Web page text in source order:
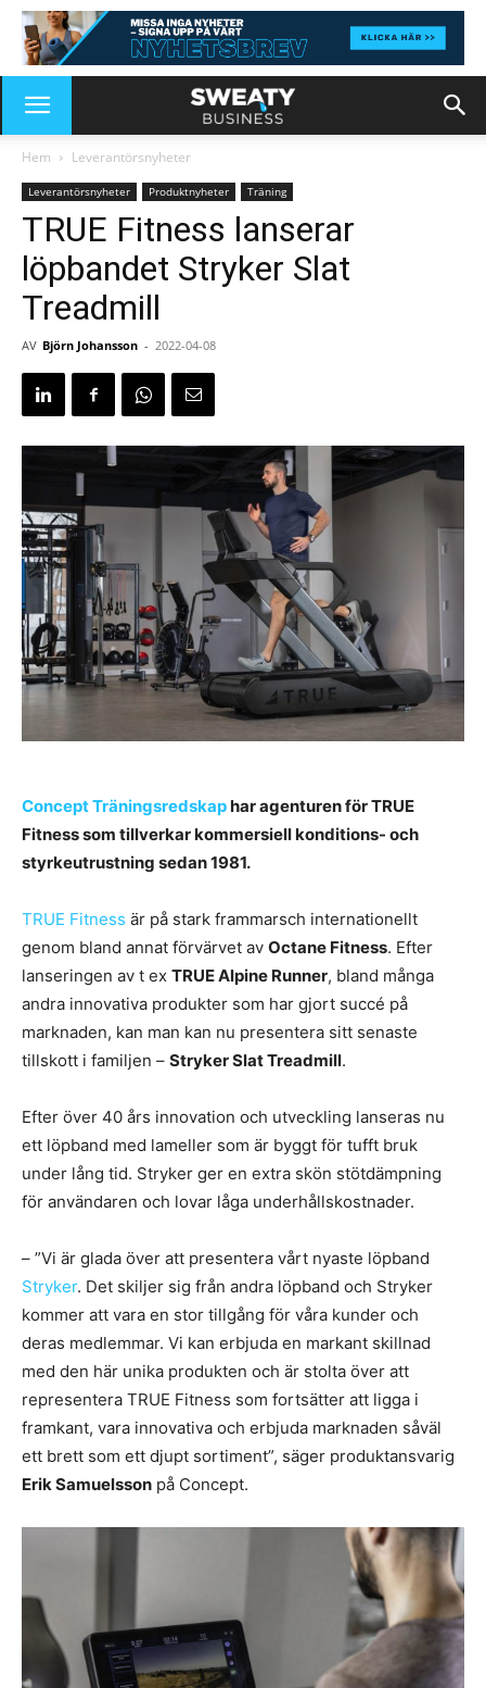
Hem Leverantörsnyheter
Leverantörsnyheter Produktnyheter Träning
TRUE Fitness lanserar
löpbandet Stryker Slat
Treadmill
AV Björn Johansson - 2022-04-08
Concept Träningsredskaphar agenturen för TRUE
Fitness som tillverkar kommersiell konditions- och
styrkeutrustning sedan 1981.
TRUE Fitness är på stark frammarsch internationellt
genom bland annat förvärvet av Octane Fitness. Efter
lanseringen av t ex TRUE Alpine Runner, bland många
andra innovativa produkter som har gjort succé på
marknaden, kan man kan nu presentera sitt senaste
tillskott i familjen – Stryker Slat Treadmill.
Efter över 40 års innovation och utveckling lanseras nu
ett löpband med lameller som är byggt för tufft bruk
under lång tid. Stryker ger en extra skön stötdämpning
för användaren och lovar låga underhållskostnader.
– ”Vi är glada över att presentera vårt nyaste löpband
Stryker. Det skiljer sig från andra löpband och Stryker
kommer att vara en stor tillgång för våra kunder och
deras medlemmar. Vi kan erbjuda en markant skillnad
med den här unika produkten och är stolta över att
representera TRUE Fitness som fortsätter att ligga i
framkant, vara innovativa och erbjuda marknaden såväl
ett brett som ett djupt sortiment”, säger produktansvarig
Erik Samuelsson på Concept.